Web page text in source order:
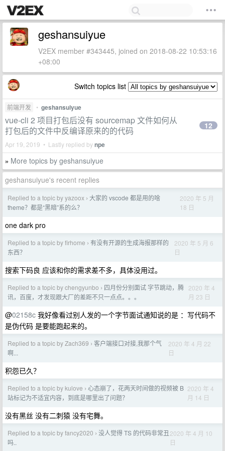
geshansuiyue
V2EX member #343445, joined on 2018-08-22 10:53:16
+08:00
Switch topics list
前端开发 • geshansuiyue
vue-cli 2 项目打包后没有 sourcemap 文件如何从
打包后的文件中反编译原来的的代码
Apr 19, 2019 • Lastly replied bynpe
12
» More topics by geshansuiyue
geshansuiyue's recent replies
Replied to a topic by yazoox › 大家的 vscode 都是用的啥
theme？都是“黑暗”系的么？
2020 年 5 月
18 日
one dark pro
Replied to a topic by firhome › 有没有开源的生成海报那样的
东西？
2020 年 5 月 6
日
搜索下码良 应该和你的需求差不多，具体没用过。
Replied to a topic by chengyunbo › 四月份分别面试 字节跳动，腾
讯，百度，才发现跟大厂的差距不只一点点。。。
2020 年 4
月 23 日
@02158c 我好像看过别人发的一个字节面试通知说的是 ：写代码不
是伪代码 是要能跑起来的。
Replied to a topic by Zach369 › 客户端接口对接,我那个气
啊...
2020 年 4 月 22
日
积怨已久？
Replied to a topic by kulove › 心态崩了，花两天时间做的视频被 B
站标记为不适宜内容，到底是哪里出了问题？
2020 年 4
月 14 日
没有黑丝 没有二刺猿 没有宅舞。
Replied to a topic by fancy2020 › 没人觉得 TS 的代码非常丑
吗..
2020 年 4 月 10
日